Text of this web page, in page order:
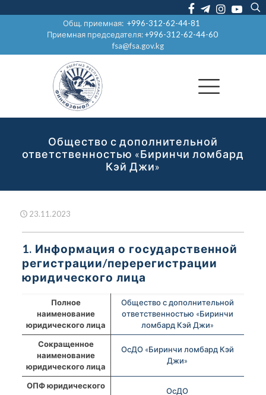
Общ. приемная:+996-312-62-44-81
Приемная председателя:+996-312-62-44-60
fsa@fsa.gov.kg
Общество с дополнительной
ответственностью «Биринчи ломбард
Кэй Джи»
23.11.2023
1. Информация о государственной
регистрации/перерегистрации
юридического лица
Полное
наименование
юридического лица
Общество с дополнительной
ответственностью «Биринчи
ломбард Кэй Джи»
Сокращенное
наименование
юридического лица
ОсДО «Биринчи ломбард Кэй
Джи»
ОПФ юридического
ОсДО